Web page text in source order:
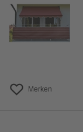
Merken